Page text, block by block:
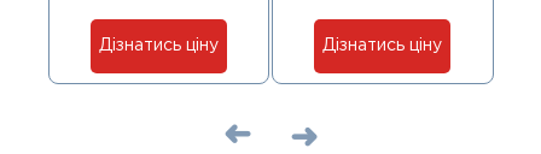
Дізнатись ціну Дізнатись ціну